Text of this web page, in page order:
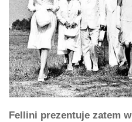
Fellini prezentuje zatem w